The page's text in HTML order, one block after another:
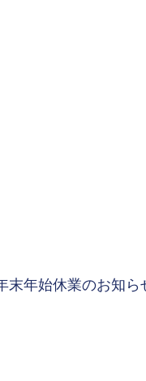
末年始休業のお知ら